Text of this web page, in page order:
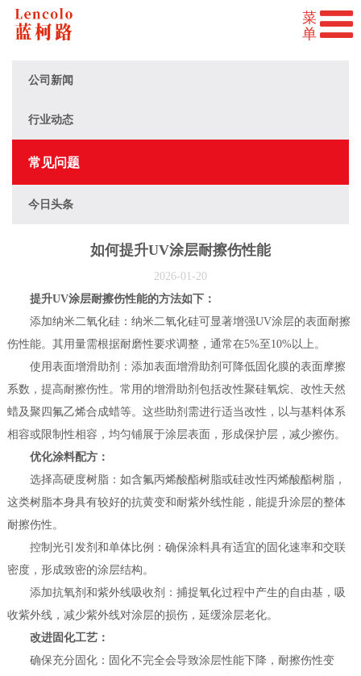
公司新闻
行业动态
常见问题
今日头条
如何提升UV涂层耐擦伤性能
2026-01-20
提升UV涂层耐擦伤性能的方法如下：
添加纳米二氧化硅：纳米二氧化硅可显著增强UV涂层的表面耐擦
伤性能。其用量需根据耐磨性要求调整，通常在5%至10%以上。
使用表面增滑助剂：添加表面增滑助剂可降低固化膜的表面摩擦
系数，提高耐擦伤性。常用的增滑助剂包括改性聚硅氧烷、改性天然
蜡及聚四氟乙烯合成蜡等。这些助剂需进行适当改性，以与基料体系
相容或限制性相容，均匀铺展于涂层表面，形成保护层，减少擦伤。
优化涂料配方：
选择高硬度树脂：如含氟丙烯酸酯树脂或硅改性丙烯酸酯树脂，
这类树脂本身具有较好的抗黄变和耐紫外线性能，能提升涂层的整体
耐擦伤性。
控制光引发剂和单体比例：确保涂料具有适宜的固化速率和交联
密度，形成致密的涂层结构。
添加抗氧剂和紫外线吸收剂：捕捉氧化过程中产生的自由基，吸
收紫外线，减少紫外线对涂层的损伤，延缓涂层老化。
改进固化工艺：
确保充分固化：固化不完全会导致涂层性能下降，耐擦伤性变